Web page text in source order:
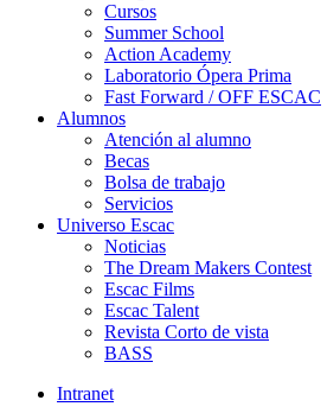
Cursos
Summer School
Action Academy
Laboratorio Ópera Prima
Fast Forward / OFF ESCAC
Alumnos
Atención al alumno
Becas
Bolsa de trabajo
Servicios
Universo Escac
Noticias
The Dream Makers Contest
Escac Films
Escac Talent
Revista Corto de vista
BASS
Intranet